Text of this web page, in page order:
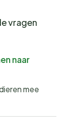
vragen
naar
mee